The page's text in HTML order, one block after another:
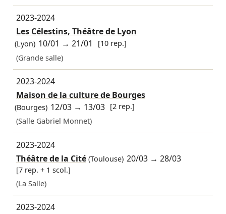
2023-2024
Les Célestins, Théâtre de Lyon
(Lyon) 10/01 →21/01
[10 rep.]
(Grande salle)
2023-2024
Maison de la culture de Bourges
(Bourges) 12/03 → 13/03 [2 rep.]
(Salle Gabriel Monnet)
2023-2024
Théâtre de la Cité(Toulouse) 20/03 →28/03
[7 rep. + 1 scol.]
(La Salle)
2023-2024